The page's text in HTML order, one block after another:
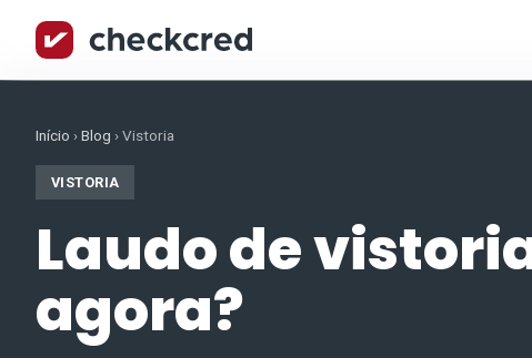
Início ›Blog ›Vistoria
VISTORIA
Laudo de
agora?